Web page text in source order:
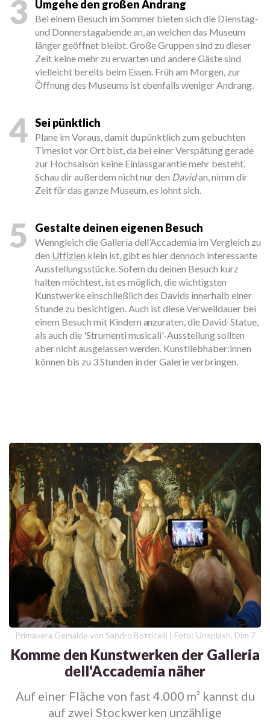
3 Umgehe den großen Andrang
Bei einem Besuch im Sommer bieten sich die Dienstag-
und Donnerstagabende an, an welchen das Museum
länger geöffnet bleibt. Große Gruppen sind zu dieser
Zeit keine mehr zu erwarten und andere Gäste sind
vielleicht bereits beim Essen. Früh am Morgen, zur
Öffnung des Museums ist ebenfalls weniger Andrang.
4 Sei pünktlich
Plane im Voraus, damit du pünktlich zum gebuchten
Timeslot vor Ort bist, da bei einer Verspätung gerade
zur Hochsaison keine Einlassgarantie mehr besteht.
Schau dir außerdem nicht nur den Davidan, nimm dir
Zeit für das ganze Museum, es lohnt sich.
5 Gestalte deinen eigenen Besuch
Wenngleich die Galleria dell’Accademia im Vergleich zu
den Uffizien klein ist, gibt es hier dennoch interessante
Ausstellungsstücke. Sofern du deinen Besuch kurz
halten möchtest, ist es möglich, die wichtigsten
Kunstwerke einschließlich des Davids innerhalb einer
Stunde zu besichtigen. Auch ist diese Verweildauer bei
einem Besuch mit Kindern anzuraten, die David-Statue,
als auch die 'Strumenti musicali'-Ausstellung sollten
aber nicht ausgelassen werden. Kunstliebhaber:innen
können bis zu 3 Stunden in der Galerie verbringen.
Primavera Gemälde von Sandro Botticelli | Foto: Unsplash, Dim 7
Komme den Kunstwerken der Galleria
dell'Accademia näher
Auf einer Fläche von fast 4.000 m² kannst du
auf zwei Stockwerken unzählige